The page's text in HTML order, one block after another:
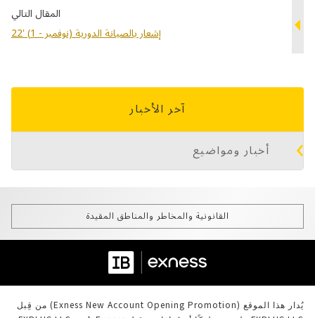
المقال التالي
إشعار بالصيانة الدورية (نوفمبر - 1) '22
آخر الأخبار
أخبار ومواضيع
القانونية والمخاطر والمناطق المقيدة
يُدار هذا الموقع (Exness New Account Opening Promotion) من قِبل